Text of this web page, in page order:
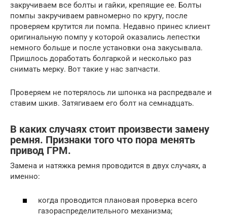
закручиваем все болты и гайки, крепящие ее. Болты
помпы закручиваем равномерно по кругу, после
проверяем крутится ли помпа. Недавно принес клиент
оригинальную помпу у которой оказались лепестки
немного больше и после установки она закусывала.
Пришлось доработать болгаркой и несколько раз
снимать мерку. Вот такие у нас запчасти.
Проверяем не потерялось ли шпонка на распредвале и
ставим шкив. Затягиваем его болт на семнадцать.
В каких случаях стоит произвести замену
ремня. Признаки того что пора менять
привод ГРМ.
Замена и натяжка ремня проводится в двух случаях, а
именно:
когда проводится плановая проверка всего
газораспределительного механизма;